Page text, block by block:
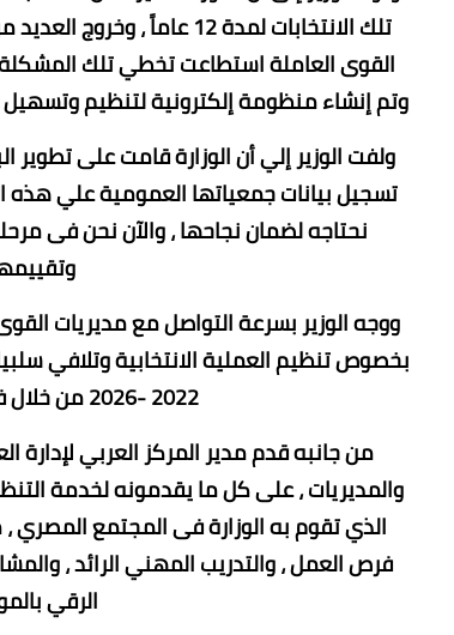
تلك الانتخابات لمدة 12
القوى العاملة استطاعت تخطي تلك
وتم إنشاء منظومة إلكترونية لتنظيم وتسهيل
ولفت الوزير إلي أن الوزارة قامت على تطوير
تسجيل بيانات جمعياتها العمومية علي هذه
نحتاجه لضمان نجاحها ، والآن نحن فى
ووجه الوزير بسرعة التواصل مع مديريات
بخصوص تنظيم العملية الانتخابية وتلافي
2022 -2026 من خلال فرق عمل جماعية للوصول إلى معدلات أداء أفضل .
من جانبه قدم مدير المركز العربي لإدارة
والمديريات ، على كل ما يقدمونه لخدمة
الذي تقوم به الوزارة فى المجتمع المصري ،
فرص العمل ، والتدريب المهني الرائد ،
الرقي